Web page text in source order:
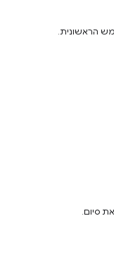
הראשונית.